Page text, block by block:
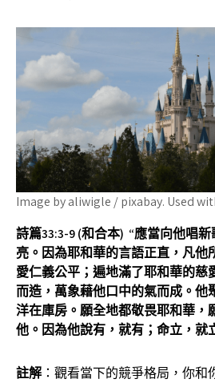
Image by aliwigle / pixabay. Used
詩篇33:3-9 (和合本) “應當向他唱
亮。因為耶和華的言語正直，凡他
愛仁義公平；遍地滿了耶和華的慈
而造，萬象藉他口中的氣而成。他
洋在庫房。願全地都敬畏耶和華，
他。因為他說有，就有；命立，就
註解 ：觀看當下的競爭格局，你